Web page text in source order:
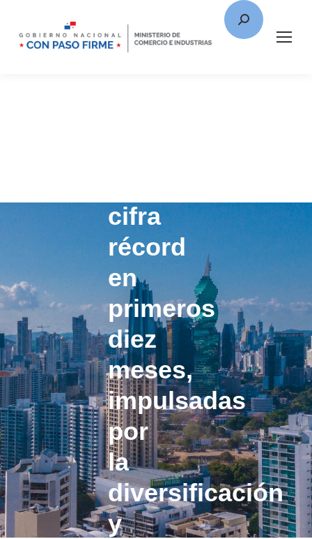
cifra
récord
en
primeros
diez
meses,
impulsadas
por
la
diversificación
y